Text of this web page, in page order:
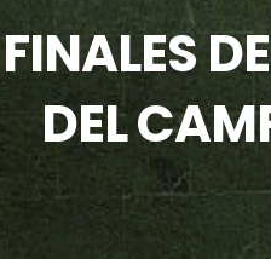
FINALES
DEL